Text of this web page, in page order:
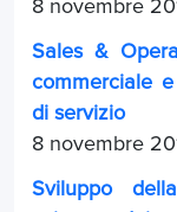
8 novembre
Sales &
commerciale
di servizio
8 novembre
Sviluppo